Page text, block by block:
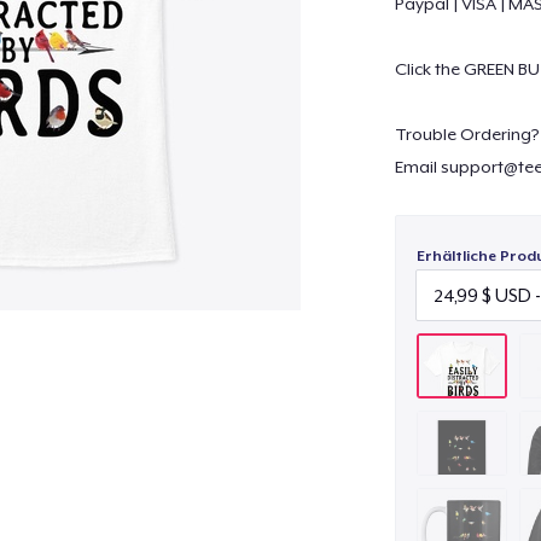
Click the GREEN
Trouble Ordering?
Email
Erhältliche